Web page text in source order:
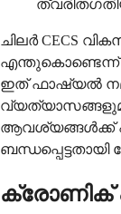
ചിലർ CECS
എന്തുകൊണ്ടെന്ന്
ഇത് ഫാഷ്യൽ
ആവശ്യങ്ങൾക്ക്